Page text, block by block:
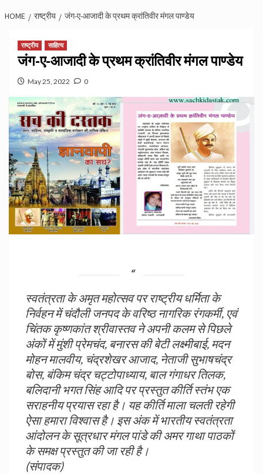
HOME राष्ट्रीय जंग-ए-आजादी के प्रथम क्रांतिवीर मंगल पाण्डेय
राष्ट्रीय साहित्य
जंग-ए-आजादी के प्रथम क्रांतिवीर मंगल पाण्डेय
May 25, 2022 0
स्वतंत्रता के अमृत महोत्सव पर राष्ट्रीय धर्मिता के
निर्वहन में चंदौली जनपद के वरिष्ठ नागरिक रंगकर्मी, एवं
चिंतक कृष्णकांत श्रीवास्तव ने अपनी कलम से पिछले
अंकों में मुंशी प्रेमचंद, बनारस की बेटी लक्ष्मीबाई, मदन
मोहन मालवीय, चंद्रशेखर आजाद, नेताजी सुभाषचंद्र
बोस, बंकिम चंद्र चट्टोपाध्याय, बाल गंगाधर तिलक,
बलिदानी भगत सिंह आदि पर प्रस्तुत कीर्ति स्तंभ एक
सराहनीय प्रयास रहा है। यह कीर्ति माला चलती रहेगी
ऐसा हमारा विश्वास है। इस अंक में भारतीय स्वतंत्रता
आंदोलन के सूत्रधार मंगल पांडे की अमर गाथा पाठकों
के समक्ष प्रस्तुत की जा रही है।
(संपादक)